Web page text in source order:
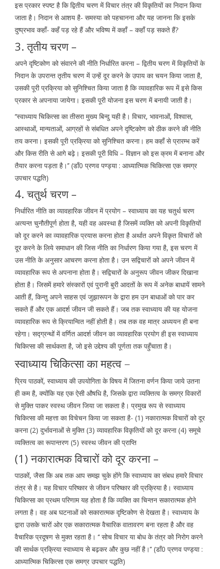
इस प्रकार स्पष्ट है कि द्वितीय चरण में विचार तंत्र की विकृतियों का निदान किया
जाता है। निदान से आशय है- समस्या को पहचानना और यह जानना कि इसके
दुष्प्रभाव कहाँ- कहँ पड़ रहे हैं और भविष्य में कहाँ – कहाँ पड़ सकते हैं?
3. तृतीय चरण –
अपने दृष्टिकोण को संवारने की नीति निर्धारित करना – द्वितीय चरण में विकृतियों के
निदान के उपरान्त तृतीय चरण में उन्हें दूर करने के उपाय का चयन किया जाता है,
उसकी पूरी प्रक्रिया को सुनिश्चित किया जाता है कि व्यावहारिक रूप में इसे किस
प्रकार से अपनाया जायेगा। इसकी पूरी योजना इस चरण में बनायी जाती है।
‘‘स्वाध्याय चिकित्सा का तीसरा मुख्य बिन्दु यही है। विचार, भावनाओं, विश्वास,
आस्थाओं, मान्यताओं, आग्रहों से संबधित अपने दृष्टिकोण को ठीक करने की नीति
तय करना। इसकी पूरी प्रक्रिया को सुनिश्चित करना। हम कहाँ से प्रारम्भ करें
और किस रीति से आगे बढ़े। इसकी पूरी विधि – विज्ञान को इस क्रम में बनाना और
तैयार करना पड़ता है।’’ (डाँ0 प्रणव पण्ड्या : आध्यात्मिक चिकित्सा एक समग्र
उपचार पद्धति)
4. चतुर्थ चरण –
निर्धारित नीति का व्यावहारिक जीवन में प्रयोग – स्वाध्याय का यह चतुर्थ चरण
अत्यन्त चुनौतीपूर्ण होता है, यही वह अवस्था है जिसमें व्यक्ति को अपनी विकृतियों
को दूर करने का व्यावहारिक प्रयास करना होता है अर्थात अपने विकृत विचारों को
दूर करने के लिये समाधान की जिस नीति का निर्धारण किया गया है, इस चरण में
उस नीति के अनुसार आचरण करना होता है। उन सद्विचारों को अपने जीवन में
व्यावहारिक रूप से अपनाना होता है। सद्विचारों के अनुरूप जीवन जीकर दिखाना
होता है। जिसमें हमारे संस्कारों एवं पुरानी बुरी आदतों के रूप में अनेक बाधायें सामने
आती हैं, किन्तु अपने साहस एवं जुझारूपन के द्वारा हम उन बाधाओं को पार कर
सकते हैं और एक आदर्श जीवन जी सकते हैं। जब तक स्वाध्याय की यह योजना
व्यावहारिक रूप से क्रियान्वित नहीं होती है। तब तक वह मात्र अध्ययन ही बना
रहेगा। सद्ग्रन्थों में वर्णित आदर्श जीवन का व्यावहारिक प्रयोग ही इस स्वाध्याय
चिकित्सा की सार्थकता है, जो इसे उद्देश्य की पूर्णता तक पहुँचाता है।
स्वाध्याय चिकित्सा का महत्व –
प्रिय पाठकों, स्वाध्याय की उपयोगिता के विषय में जितना वर्णन किया जाये उतना
ही कम है, क्योंकि यह एक ऐसी औषधि है, जिसके द्वारा व्यक्तित्व के समग्र विकारों
से मुक्ति पाकर स्वस्थ जीवन जिया जा सकता है। प्रमुख रूप से स्वाध्याय
चिकित्सा की महत्ता का विचेचन किया जा सकता है- (1) नकारात्मक विचारों को दूर
करना (2) दुर्भावनाओं से मुक्ति (3) व्यावहारिक विकृतियों को दूर करना (4) समूचे
व्यक्तित्व का रूपान्तरण (5) स्वस्थ जीवन की प्राप्ति
(1) नकारात्मक विचारों को दूर करना –
पाठकों, जैसा कि अब तक आप समझ चुके होंगे कि स्वाध्याय का संबध हमारे विचार
तंत्र से है। यह विचार परिष्कार से जीवन परिष्कार की प्रक्रिया है। स्वाध्याय
चिकित्सा का प्रथम परिणाम यह होता है कि व्यक्ति का चिन्तन सकारात्मक होने
लगता है। वह अब घटनाओं को सकारात्मक दृष्टिकोण से देखता है। स्वाध्याय के
द्वारा उसके चारों ओर एक सकारात्मक वैचारिक वातावरण बना रहता है और वह
वैचारिक प्रदूषण से मुक्त रहता है। ‘‘ सोच विचार या बोध के तंत्र को निरोग करने
की सार्थक प्रक्रिया स्वाध्याय से बढ़कर और कुछ नहीं है।’’ (डाँ0 प्रणव पण्ड्या :
आध्यात्मिक चिकित्सा एक समग्र उपचार पद्धति)